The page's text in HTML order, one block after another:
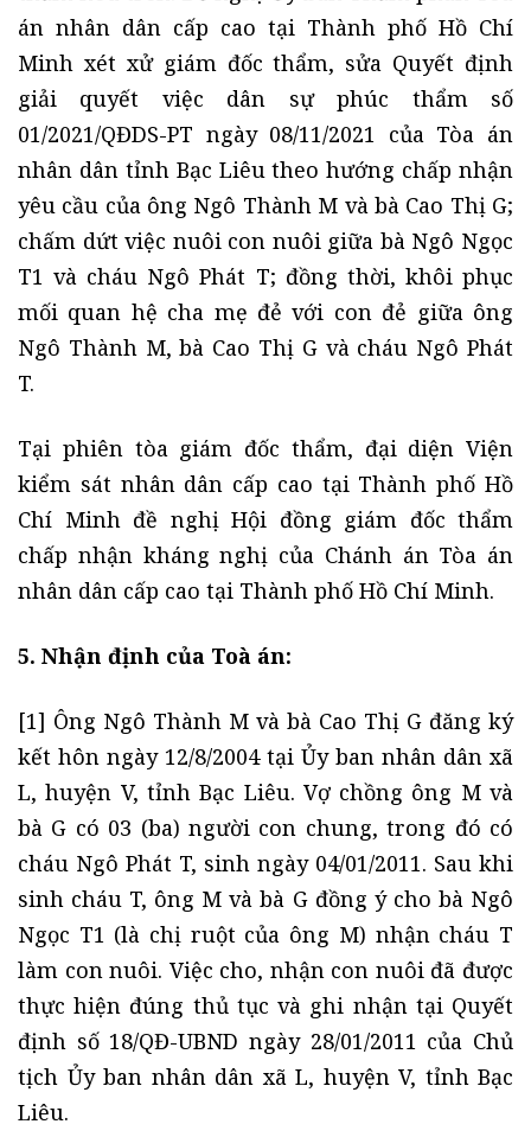
án nhân dân cấp cao tại Thành phố Hồ Chí
Minh xét xử giám đốc thẩm, sửa Quyết định
giải quyết việc dân sự phúc thẩm số
01/2021/QĐDS-PT ngày 08/11/2021 của Tòa án
nhân dân tỉnh Bạc Liêu theo hướng chấp nhận
yêu cầu của ông Ngô Thành M và bà Cao Thị G;
chấm dứt việc nuôi con nuôi giữa bà Ngô Ngọc
T1 và cháu Ngô Phát T; đồng thời, khôi phục
mối quan hệ cha mẹ đẻ với con đẻ giữa ông
Ngô Thành M, bà Cao Thị G và cháu Ngô Phát
T.
Tại phiên tòa giám đốc thẩm, đại diện Viện
kiểm sát nhân dân cấp cao tại Thành phố Hồ
Chí Minh đề nghị Hội đồng giám đốc thẩm
chấp nhận kháng nghị của Chánh án Tòa án
nhân dân cấp cao tại Thành phố Hồ Chí Minh.
5. Nhận định của Toà án:
[1] Ông Ngô Thành M và bà Cao Thị G đăng ký
kết hôn ngày 12/8/2004 tại Ủy ban nhân dân xã
L, huyện V, tỉnh Bạc Liêu. Vợ chồng ông M và
bà G có 03 (ba) người con chung, trong đó có
cháu Ngô Phát T, sinh ngày 04/01/2011. Sau khi
sinh cháu T, ông M và bà G đồng ý cho bà Ngô
Ngọc T1 (là chị ruột của ông M) nhận cháu T
làm con nuôi. Việc cho, nhận con nuôi đã được
thực hiện đúng thủ tục và ghi nhận tại Quyết
định số 18/QĐ-UBND ngày 28/01/2011 của Chủ
tịch Ủy ban nhân dân xã L, huyện V, tỉnh Bạc
Liêu.